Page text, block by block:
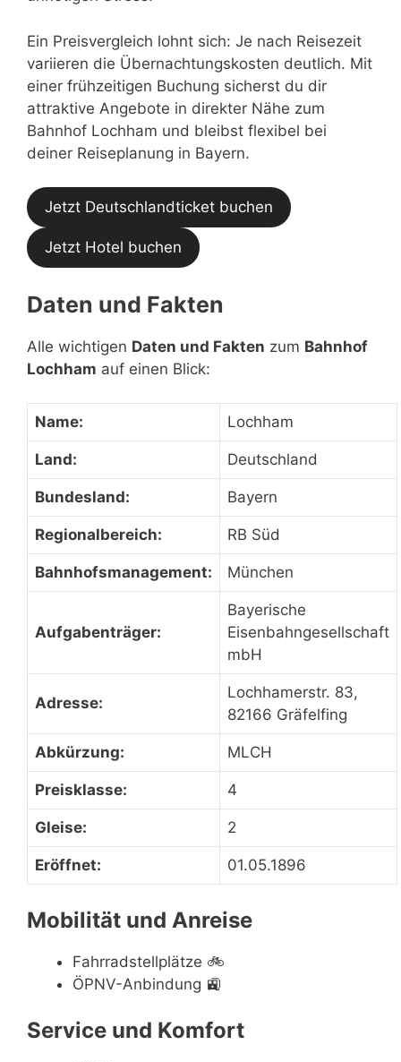
Ein Preisvergleich lohnt sich: Je nach Reisezeit
variieren die Übernachtungskosten deutlich. Mit
einer frühzeitigen Buchung sicherst du dir
attraktive Angebote in direkter Nähe zum
Bahnhof Lochham und bleibst flexibel bei
deiner Reiseplanung in Bayern.
Jetzt Deutschlandticket buchen
Jetzt Hotel buchen
Daten und Fakten
Alle wichtigen Daten und Fakten zum Bahnhof
Lochham auf einen Blick:
Name: Lochham
Land: Deutschland
Bundesland: Bayern
Regionalbereich: RB Süd
Bahnhofsmanagement: München
Aufgabenträger:
Bayerische
Eisenbahngesellschaft
mbH
Adresse:
Lochhamerstr. 83,
82166 Gräfelfing
Abkürzung: MLCH
Preisklasse: 4
Gleise: 2
Eröffnet: 01.05.1896
Mobilität und Anreise
Fahrradstellplätze 🚲
ÖPNV-Anbindung 🚉
Service und Komfort